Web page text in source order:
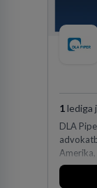
1lediga
DLA
och